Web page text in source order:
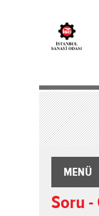
MENÜ
Soru -